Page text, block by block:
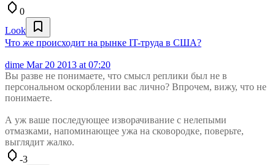
0
Look
Что же происходит на рынке IT-труда в США?
dime Mar 20 2013 at 07:20
Вы разве не понимаете, что смысл реплики был не в
персональном оскорблении вас лично? Впрочем, вижу, что не
понимаете.
А уж ваше последующее изворачивание с нелепыми
отмазками, напоминающее ужа на сковородке, поверьте,
выглядит жалко.
-3